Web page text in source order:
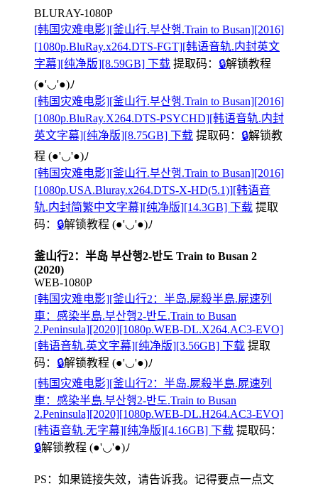
BLURAY-1080P
[韩国灾难电影][釜山行.부산행.Train to Busan][2016]
[1080p.BluRay.x264.DTS-FGT][韩语音轨.内封英文
字幕][纯净版][8.59GB] 下载 提取码： 🔒解锁教程
(●'◡'●)ﾉ
[韩国灾难电影][釜山行.부산행.Train to Busan][2016]
[1080p.BluRay.X264.DTS-PSYCHD][韩语音轨.内封
英文字幕][纯净版][8.75GB] 下载 提取码： 🔒解锁教
程 (●'◡'●)ﾉ
[韩国灾难电影][釜山行.부산행.Train to Busan][2016]
[1080p.USA.Bluray.x264.DTS-X-HD(5.1)][韩语音
轨.内封简繁中文字幕][纯净版][14.3GB] 下载 提取
码： 🔒解锁教程 (●'◡'●)ﾉ
釜山行2：半岛 부산행2-반도 Train to Busan 2
(2020)
WEB-1080P
[韩国灾难电影][釜山行2：半岛.屍殺半島.屍速列
車：感染半島.부산행2-반도.Train to Busan
2.Peninsula][2020][1080p.WEB-DL.X264.AC3-EVO]
[韩语音轨.英文字幕][纯净版][3.56GB] 下载 提取
码： 🔒解锁教程 (●'◡'●)ﾉ
[韩国灾难电影][釜山行2：半岛.屍殺半島.屍速列
車：感染半島.부산행2-반도.Train to Busan
2.Peninsula][2020][1080p.WEB-DL.H264.AC3-EVO]
[韩语音轨.无字幕][纯净版][4.16GB] 下载 提取码：
🔒解锁教程 (●'◡'●)ﾉ
PS：如果链接失效，请告诉我。记得要点一点文